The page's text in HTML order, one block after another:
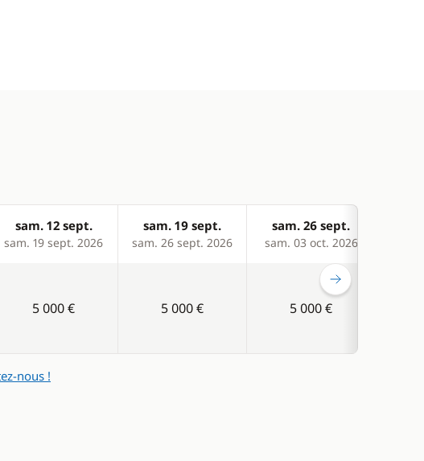
sam. 12 sept.
sam. 19 sept. 2026
sam. 19 sept.
sam. 26 sept. 2026
sam. 26 sept.
sam. 03 oct. 2026
5 000 € 5 000 € 5 000 €
nous !